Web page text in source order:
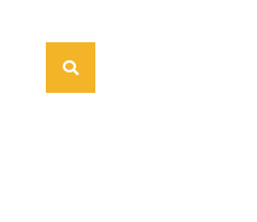
Suchen
Seine Funktionalität ist